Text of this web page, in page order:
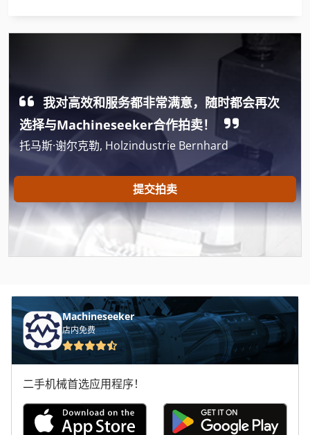
我对高效和服务都非常满意，随时都会再次
选择与Machineseeker合作拍卖！
托马斯·谢尔克勒, Holzindustrie Bernhard
提交拍卖
Machineseeker
店内免费
二手机械首选应用程序！